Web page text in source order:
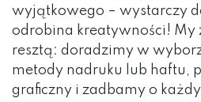
wyjątkowego – wystarczy
odrobina kreatywności! My
resztą: doradzimy w
metody nadruku lub haftu,
graficzny i zadbamy o